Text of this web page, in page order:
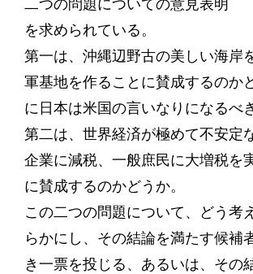
二つの問題についての意見表明
を求められている。
第一は、沖縄辺野古の美しい海岸
軍基地を作ることに賛成するのか
に日本は米国の言いなりになるべ
第二は、世界経済が極めて不安定
企業に減税、一般庶民に大増税を
に賛成するのかどうか。
この二つの問題について、どう考
らかにし、その結論を満たす候補
き一票を投じる、あるいは、その